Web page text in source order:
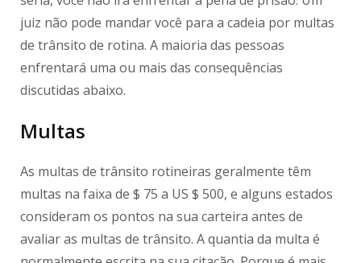
juiz não pode mandar você para a cadeia por multas
de trânsito de rotina. A maioria das pessoas
enfrentará uma ou mais das consequências
discutidas abaixo.
Multas
As multas de trânsito rotineiras geralmente têm
multas na faixa de $ 75 a US $ 500, e alguns estados
consideram os pontos na sua carteira antes de
avaliar as multas de trânsito. A quantia da multa é